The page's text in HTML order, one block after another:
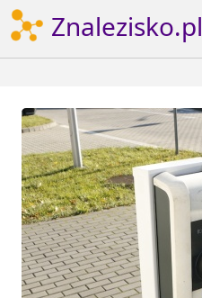
Znalezisko.pl